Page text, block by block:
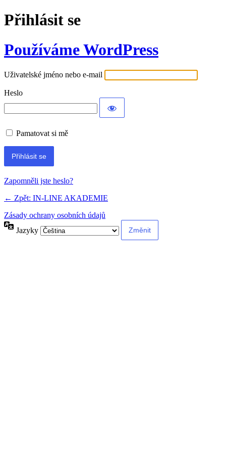
Přihlásit se
Používáme WordPress
Uživatelské jméno nebo e-mail
Heslo
Pamatovat si mě
Zapomněli jste heslo?
← Zpět: IN-LINE AKADEMIE
Zásady ochrany osobních údajů
Jazyky